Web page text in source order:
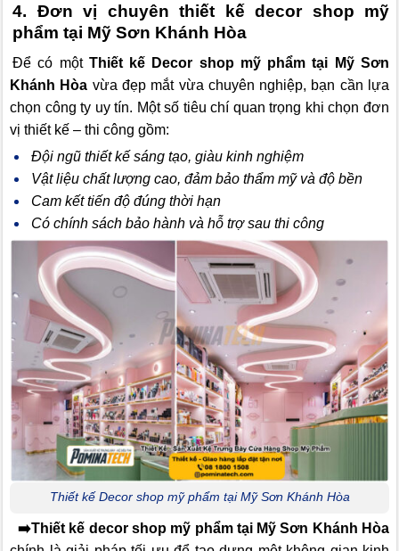
4. Đơn vị chuyên thiết kế decor shop mỹ
phẩm tại Mỹ Sơn Khánh Hòa
Để có một Thiết kế Decor shop mỹ phẩm tại Mỹ Sơn
Khánh Hòa vừa đẹp mắt vừa chuyên nghiệp, bạn cần lựa
chọn công ty uy tín. Một số tiêu chí quan trọng khi chọn đơn
vị thiết kế – thi công gồm:
Đội ngũ thiết kế sáng tạo, giàu kinh nghiệm
Vật liệu chất lượng cao, đảm bảo thẩm mỹ và độ bền
Cam kết tiến độ đúng thời hạn
Có chính sách bảo hành và hỗ trợ sau thi công
Thiết kế Decor shop mỹ phẩm tại Mỹ Sơn Khánh Hòa
➡️Thiết kế decor shop mỹ phẩm tại Mỹ Sơn Khánh Hòa